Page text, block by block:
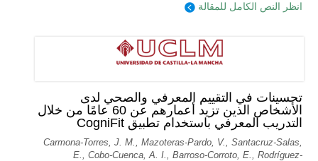
انظر النص الكامل للمقالة
تحسينات في التقييم المعرفي والصحي لدى
الأشخاص الذين تزيد أعمارهم عن 60 عامًا من خلال
التدريب المعرفي باستخدام تطبيق CogniFit
Carmona-Torres, J. M., Mazoteras-Pardo, V., Santacruz-Salas,
E., Cobo-Cuenca, A. I., Barroso-Corroto, E., Rodríguez-